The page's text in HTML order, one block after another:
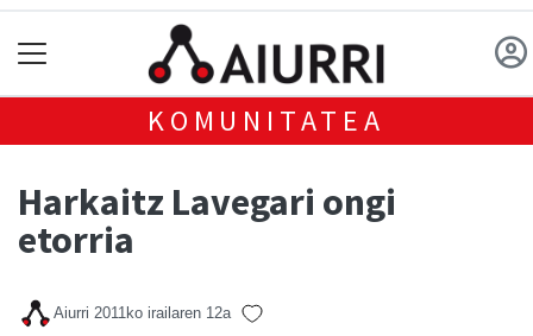
KOMUNITATEA
Harkaitz Lavegari ongi
etorria
Aiurri 2011ko irailaren 12a